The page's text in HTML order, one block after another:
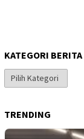
KATEGORI BERITA
Kategori
Berita
TRENDING